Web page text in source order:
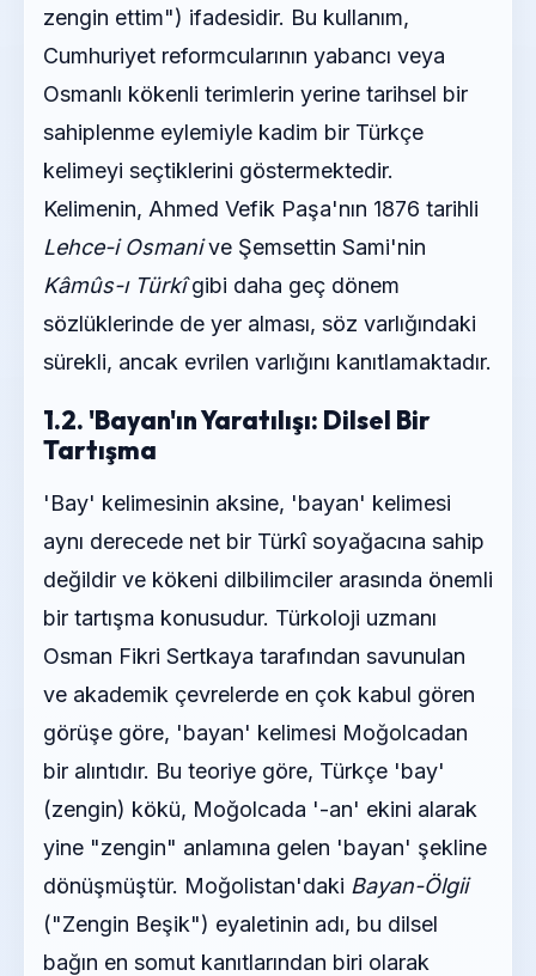
zengin ettim") ifadesidir. Bu kullanım,
Cumhuriyet reformcularının yabancı veya
Osmanlı kökenli terimlerin yerine tarihsel bir
sahiplenme eylemiyle kadim bir Türkçe
kelimeyi seçtiklerini göstermektedir.
Kelimenin, Ahmed Vefik Paşa'nın 1876 tarihli
Lehce-i Osmanive Şemsettin Sami'nin
Kâmûs-ı Türkîgibi daha geç dönem
sözlüklerinde de yer alması, söz varlığındaki
sürekli, ancak evrilen varlığını kanıtlamaktadır.
1.2. 'Bayan'ın Yaratılışı: Dilsel Bir
Tartışma
'Bay' kelimesinin aksine, 'bayan' kelimesi
aynı derecede net bir Türkî soyağacına sahip
değildir ve kökeni dilbilimciler arasında önemli
bir tartışma konusudur. Türkoloji uzmanı
Osman Fikri Sertkaya tarafından savunulan
ve akademik çevrelerde en çok kabul gören
görüşe göre, 'bayan' kelimesi Moğolcadan
bir alıntıdır. Bu teoriye göre, Türkçe 'bay'
(zengin) kökü, Moğolcada '-an' ekini alarak
yine "zengin" anlamına gelen 'bayan' şekline
dönüşmüştür. Moğolistan'daki Bayan-Ölgii
("Zengin Beşik") eyaletinin adı, bu dilsel
bağın en somut kanıtlarından biri olarak